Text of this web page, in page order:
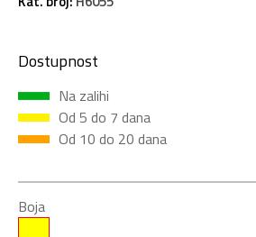
Dostupnost
Na zalihi
Od 5 do 7 dana
Od 10 do 20 dana
Boja